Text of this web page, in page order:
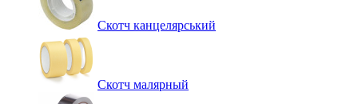
Скотч канцелярський
Скотч малярный